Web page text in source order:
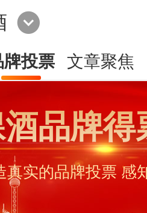
牌投票 文章聚焦
品牌得
真实的品牌投票 感